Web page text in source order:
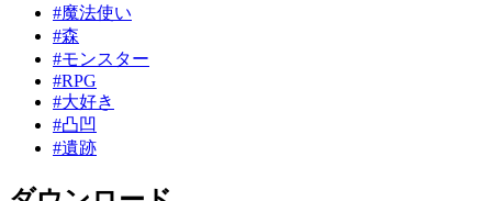
#魔法使い
#森
#モンスター
#RPG
#大好き
#凸凹
#遺跡